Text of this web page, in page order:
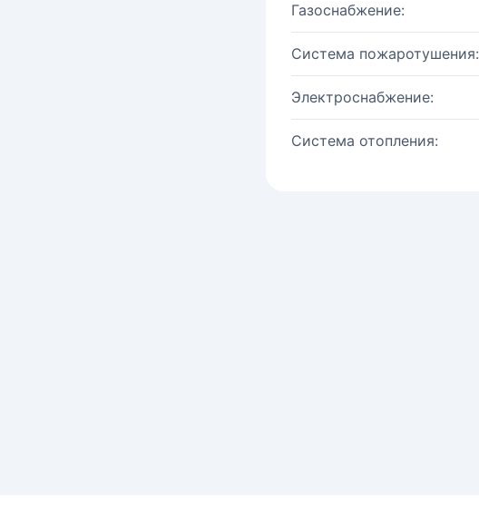
Газоснабжение:
Система пожаротушения:
Электроснабжение:
Система отопления: